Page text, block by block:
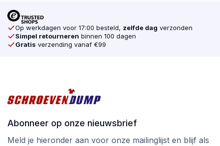
Bit. Koop daarom al u schroeven online
bij schroevendump.nl
zodat er bij afvalscheiding geen plastic meer in
Ga voor kwaliteit tegen de beste prijs
bij schroevendump.nl en neem een kijkje op
Op werkdagen voor 17:00 besteld, zelfde dag verzonden
Simpel retourneren binnen 100 dagen
Gratis verzending vanaf €99
Abonneer op onze nieuwsbrief
Meld je hieronder aan voor onze mailinglijst en blijf als